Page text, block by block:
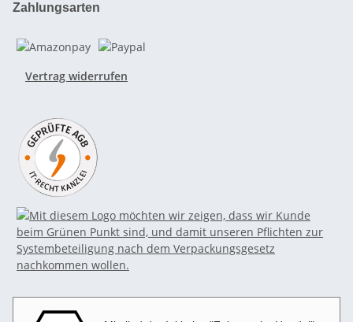
Zahlungsarten
Vertrag widerrufen